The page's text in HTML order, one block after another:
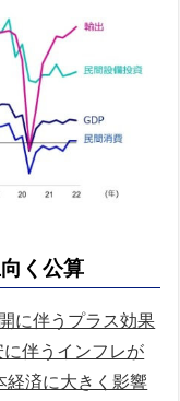
く公算
に伴うプラス効果
伴うインフレが
経済に大きく影響